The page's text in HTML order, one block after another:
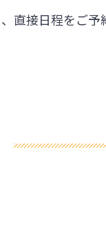
直接日程をご予